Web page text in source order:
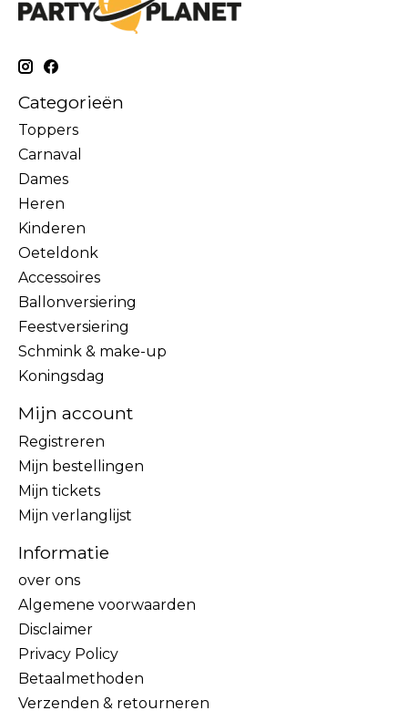
Categorieën
Toppers
Carnaval
Dames
Heren
Kinderen
Oeteldonk
Accessoires
Ballonversiering
Feestversiering
Schmink & make-up
Koningsdag
Mijn account
Registreren
Mijn bestellingen
Mijn tickets
Mijn verlanglijst
Informatie
over ons
Algemene voorwaarden
Disclaimer
Privacy Policy
Betaalmethoden
Verzenden & retourneren